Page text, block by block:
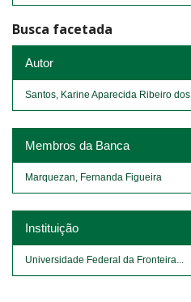
Busca facetada
Autor
Santos, Karine Aparecida Ribeiro dos
Membros da Banca
Marquezan, Fernanda Figueira
Instituição
Universidade Federal da Fronteira...